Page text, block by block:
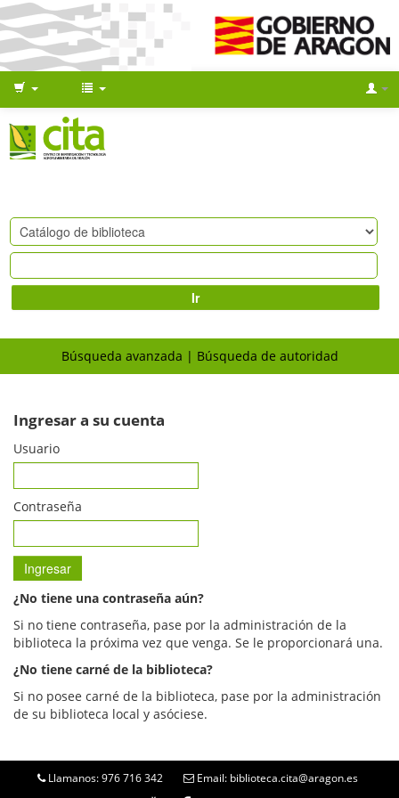
Ir
Búsqueda avanzada Búsqueda de autoridad
Ingresar a su cuenta
Usuario
Contraseña
¿No tiene una contraseña aún?
Si no tiene contraseña, pase por la administración de la
biblioteca la próxima vez que venga. Se le proporcionará una.
¿No tiene carné de la biblioteca?
Si no posee carné de la biblioteca, pase por la administración
de su biblioteca local y asóciese.
Llamanos: 976 716 342 Email: biblioteca.cita@aragon.es